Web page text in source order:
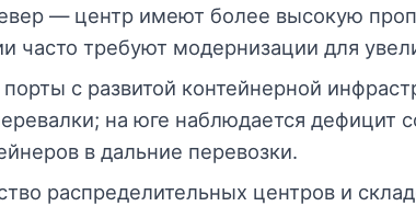
— центр имеют более высокую
часто требуют модернизации для
с развитой контейнерной
на юге наблюдается
в дальние перевозки.
распределительных центров и